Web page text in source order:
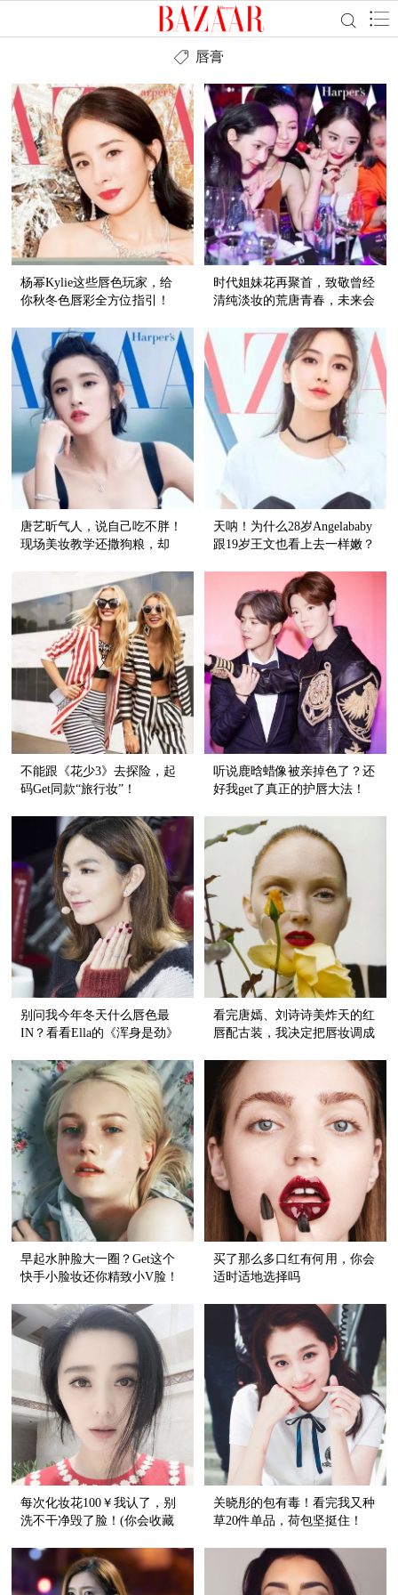
唇膏
杨幂Kylie这些唇色玩家，给
你秋冬色唇彩全方位指引！
时代姐妹花再聚首，致敬曾经
清纯淡妆的荒唐青春，未来会
唐艺昕气人，说自己吃不胖！
现场美妆教学还撒狗粮，却
天呐！为什么28岁Angelababy
跟19岁王文也看上去一样嫩？
不能跟《花少3》去探险，起
码Get同款“旅行妆”！
听说鹿晗蜡像被亲掉色了？还
好我get了真正的护唇大法！
别问我今年冬天什么唇色最
IN？看看Ella的《浑身是劲》
看完唐嫣、刘诗诗美炸天的红
唇配古装，我决定把唇妆调成
早起水肿脸大一圈？Get这个
快手小脸妆还你精致小V脸！
买了那么多口红有何用，你会
适时适地选择吗
每次化妆花100￥我认了，别
洗不干净毁了脸！(你会收藏
关晓彤的包有毒！看完我又种
草20件单品，荷包坚挺住！